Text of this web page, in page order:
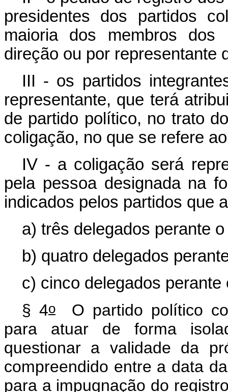
presidentes dos partidos
maioria dos membros dos
direção ou por representante
III - os partidos
representante, que terá
de partido político, no trato
coligação, no que se refere
IV - a coligação será
pela pessoa designada na
indicados pelos partidos que
a) três delegados perante
b) quatro delegados
c) cinco delegados
§ 4o O partido político
para atuar de forma
questionar a validade da
compreendido entre a data
para a impugnação do